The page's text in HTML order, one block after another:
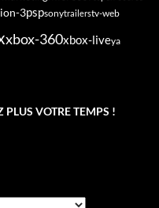
3pspsonytrailerstv-web
xbox-360xbox-liveya
PLUS VOTRE TEMPS !